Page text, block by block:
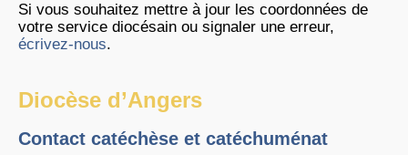
Si vous souhaitez mettre à jour les coordonnées de
votre service diocésain ou signaler une erreur,
écrivez-nous.
Diocèse d’Angers
Contact catéchèse et catéchuménat